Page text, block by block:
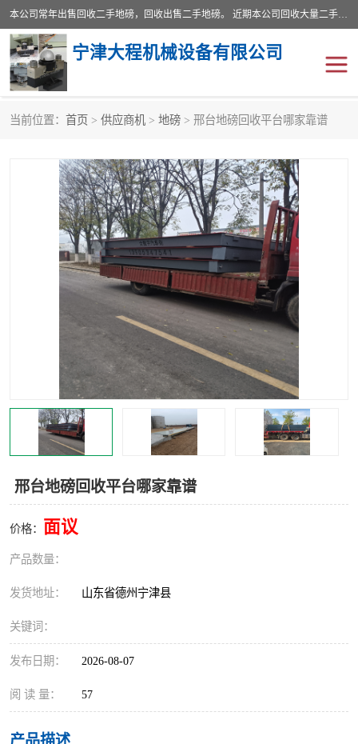
本公司常年出售回收二手地磅，回收出售二手地磅。 近期本公司回收大量二手地磅，型号齐全，宽度从2米到3.5米，长度5米到25米，承重吨位从10到200吨，成色7—9成新。 ? 使用年限6个月至2年，产品来源于个人闲置品，工矿企业停用品，因小换大而来。 精准度和新的一样， 二手地磅是内行人的选择，打个电话就省钱朋友您好等什么
宁津大程机械设备有限公司
当前位置： 首页 > 供应商机 > 地磅 > 邢台地磅回收平台哪家靠谱
邢台地磅回收平台哪家靠谱
价格： 面议
产品数量：
发货地址： 山东省德州宁津县
关键词：
发布日期： 2026-08-07
阅 读 量： 57
产品描述
地磅传感器 废纸打包机
烘干机 食品烘干机
装载机电子秤 输送机
半自动输送机 全自动输送机
食品螺旋塔
木材撕碎机
塑料撕碎机 金属撕碎机